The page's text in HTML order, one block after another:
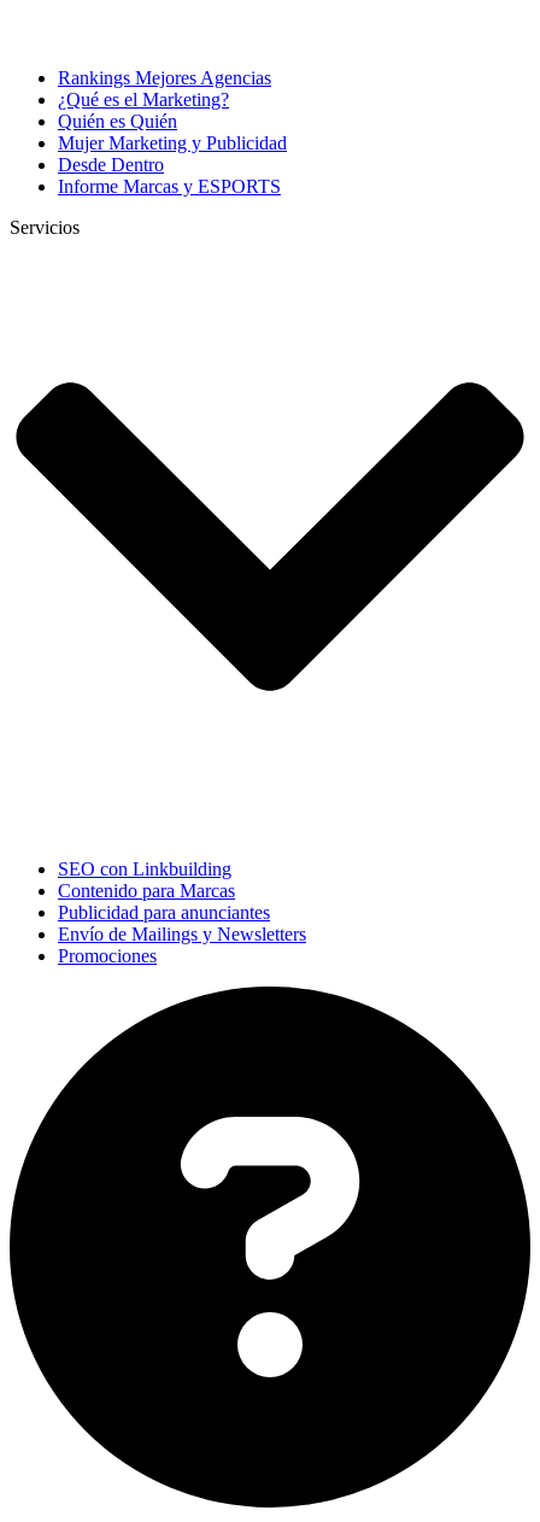
Rankings Mejores Agencias
¿Qué es el Marketing?
Quién es Quién
Mujer Marketing y Publicidad
Desde Dentro
Informe Marcas y ESPORTS
Servicios
SEO con Linkbuilding
Contenido para Marcas
Publicidad para anunciantes
Envío de Mailings y Newsletters
Promociones